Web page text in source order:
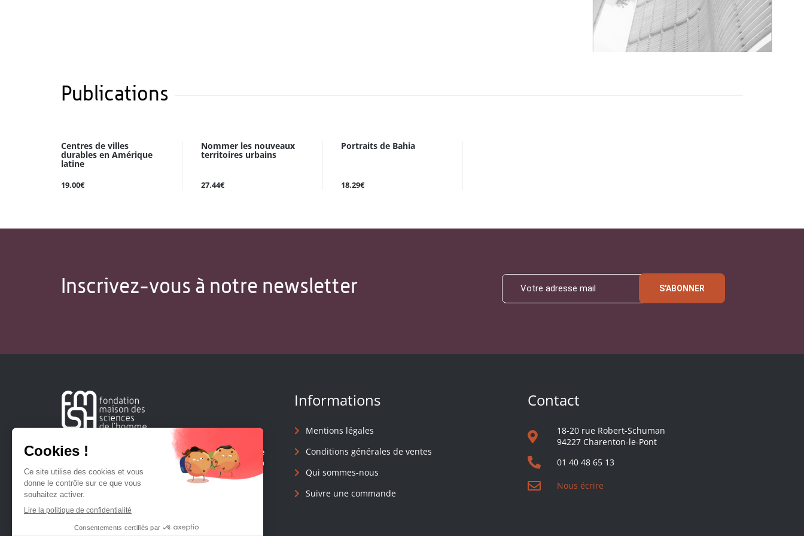
Publications
Centres de villes
durables en Amérique
latine
19.00€
Nommer les nouveaux
territoires urbains
27.44€
Portraits de Bahia
18.29€
Inscrivez-vous à notre newsletter S'ABONNER
Créée en 1963, la Fondation Maison Sciences de l'Homme
soutient la recherche et la diffusion des connaissances en
sciences humaines et sociales.
Informations
Mentions légales
Conditions générales de ventes
Qui sommes-nous
Suivre une commande
Contact
18-20 rue Robert-Schuman
94227 Charenton-le-Pont
01 40 48 65 13
Nous écrire